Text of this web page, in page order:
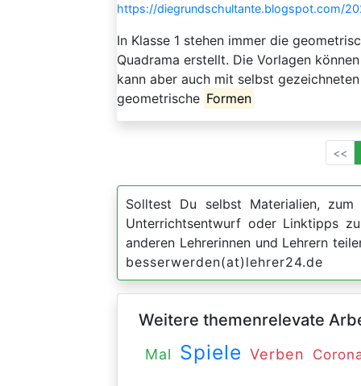
https://diegrundschultante.blogspot.com/
In Klasse 1 stehen immer die
Quadrama erstellt. Die Vorlagen
kann aber auch mit selbst
geometrische Formen
<<
Solltest Du selbst Materialien,
Unterrichtsentwurf oder Linktipps
anderen Lehrerinnen und Lehrern
besserwerden(at)lehrer24.de
Weitere themenrelevate
Mal Spiele Verben